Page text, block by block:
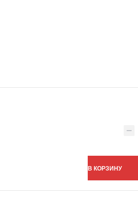
В КОРЗИНУ